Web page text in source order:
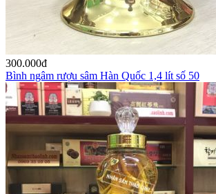
300.000đ
Bình ngâm rượu sâm Hàn Quốc 1,4 lít số 50